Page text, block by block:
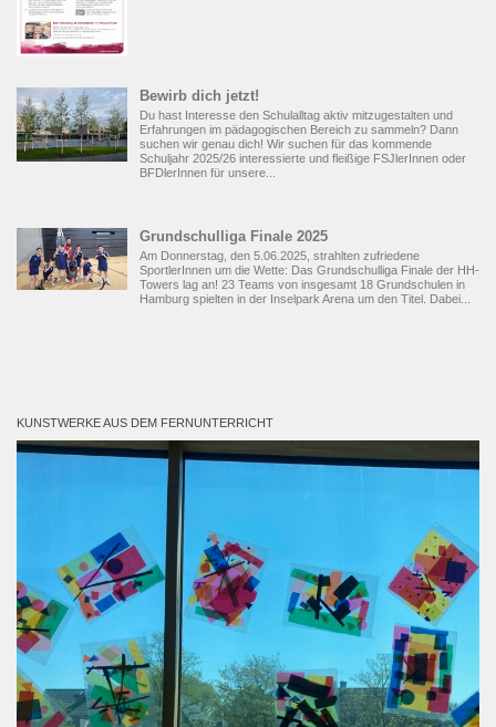
Bewirb dich jetzt!
Du hast Interesse den Schulalltag aktiv mitzugestalten und
Erfahrungen im pädagogischen Bereich zu sammeln? Dann
suchen wir genau dich! Wir suchen für das kommende
Schuljahr 2025/26 interessierte und fleißige FSJlerInnen oder
BFDlerInnen für unsere...
Grundschulliga Finale 2025
Am Donnerstag, den 5.06.2025, strahlten zufriedene
SportlerInnen um die Wette: Das Grundschulliga Finale der HH-
Towers lag an! 23 Teams von insgesamt 18 Grundschulen in
Hamburg spielten in der Inselpark Arena um den Titel. Dabei...
KUNSTWERKE AUS DEM FERNUNTERRICHT